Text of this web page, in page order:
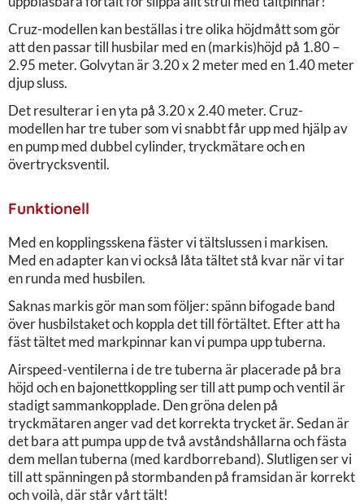
Cruz-modellen kan beställas i tre olika höjdmått som gör
att den passar till husbilar med en (markis)höjd på 1.80 –
2.95 meter. Golvytan är 3.20 x 2 meter med en 1.40 meter
djup sluss.
Det resulterar i en yta på 3.20 x 2.40 meter. Cruz-
modellen har tre tuber som vi snabbt får upp med hjälp av
en pump med dubbel cylinder, tryckmätare och en
övertrycksventil.
Funktionell
Med en kopplingsskena fäster vi tältslussen i markisen.
Med en adapter kan vi också låta tältet stå kvar när vi tar
en runda med husbilen.
Saknas markis gör man som följer: spänn bifogade band
över husbilstaket och koppla det till förtältet. Efter att ha
fäst tältet med markpinnar kan vi pumpa upp tuberna.
Airspeed-ventilerna i de tre tuberna är placerade på bra
höjd och en bajonettkoppling ser till att pump och ventil är
stadigt sammankopplade. Den gröna delen på
tryckmätaren anger vad det korrekta trycket är. Sedan är
det bara att pumpa upp de två avståndshållarna och fästa
dem mellan tuberna (med kardborreband). Slutligen ser vi
till att spänningen på stormbanden på framsidan är korrekt
och voilà, där står vårt tält!